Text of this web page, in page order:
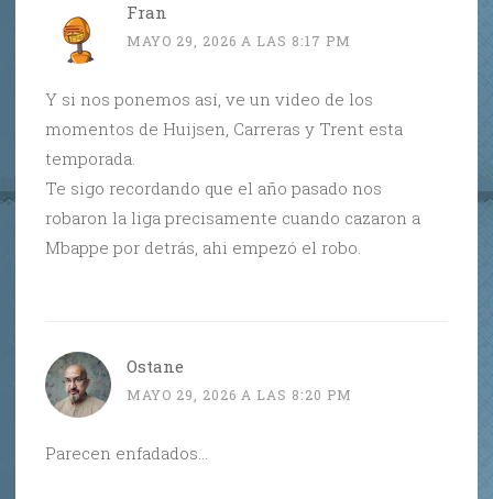
Fran
MAYO 29, 2026 A LAS 8:17 PM
Y si nos ponemos así, ve un video de los
momentos de Huijsen, Carreras y Trent esta
temporada.
Te sigo recordando que el año pasado nos
robaron la liga precisamente cuando cazaron a
Mbappe por detrás, ahi empezó el robo.
Ostane
MAYO 29, 2026 A LAS 8:20 PM
Parecen enfadados…